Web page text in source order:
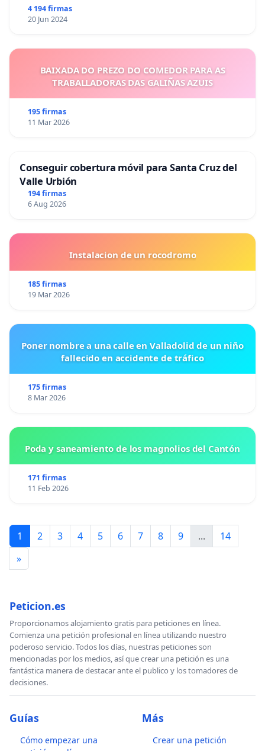
4 194 firmas
20 Jun 2024
BAIXADA DO PREZO DO COMEDOR PARA AS
TRABALLADORAS DAS GALIÑAS AZUIS
195 firmas
11 Mar 2026
Conseguir cobertura móvil para Santa Cruz del
Valle Urbión
194 firmas
6 Aug 2026
Instalacion de un rocodromo
185 firmas
19 Mar 2026
Poner nombre a una calle en Valladolid de un niño
fallecido en accidente de tráfico
175 firmas
8 Mar 2026
Poda y saneamiento de los magnolios del Cantón
171 firmas
11 Feb 2026
1 2 3 4 5 6 7 8 9 ...
14
»
Peticion.es
Proporcionamos alojamiento gratis para peticiones en línea.
Comienza una petición profesional en línea utilizando nuestro
poderoso servicio. Todos los días, nuestras peticiones son
mencionadas por los medios, así que crear una petición es una
fantástica manera de destacar ante el publico y los tomadores de
decisiones.
Guías
Cómo empezar una
Más
Crear una petición